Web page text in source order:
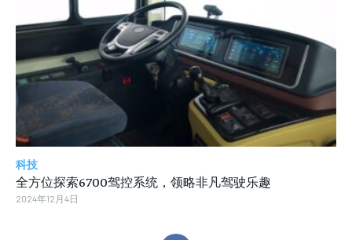
科技
全方位探索6700驾控系统，领略非凡驾驶乐趣
2024年12月4日